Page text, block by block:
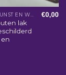
AZIATISCHE KUNST EN WOONACCESSOIRES
lak
€0,00